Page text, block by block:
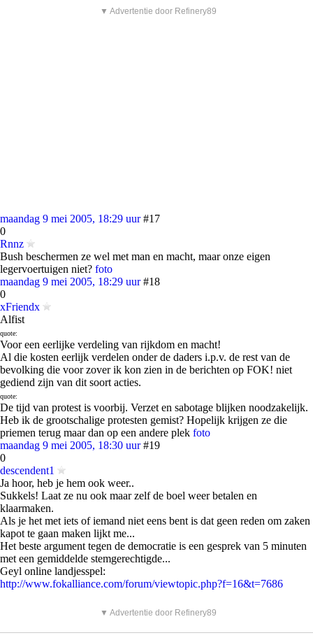
▼ Advertentie door Refinery89
maandag 9 mei 2005, 18:29 uur #17
0
Rnnz
Bush beschermen ze wel met man en macht, maar onze eigen
legervoertuigen niet? foto
maandag 9 mei 2005, 18:29 uur #18
0
xFriendx
Alfist
quote:
Voor een eerlijke verdeling van rijkdom en macht!
Al die kosten eerlijk verdelen onder de daders i.p.v. de rest van de
bevolking die voor zover ik kon zien in de berichten op FOK! niet
gediend zijn van dit soort acties.
quote:
De tijd van protest is voorbij. Verzet en sabotage blijken noodzakelijk.
Heb ik de grootschalige protesten gemist? Hopelijk krijgen ze die
priemen terug maar dan op een andere plek foto
maandag 9 mei 2005, 18:30 uur #19
0
descendent1
Ja hoor, heb je hem ook weer..
Sukkels! Laat ze nu ook maar zelf de boel weer betalen en
klaarmaken.
Als je het met iets of iemand niet eens bent is dat geen reden om zaken
kapot te gaan maken lijkt me...
Het beste argument tegen de democratie is een gesprek van 5 minuten
met een gemiddelde stemgerechtigde...
Geyl online landjesspel:
http://www.fokalliance.com/forum/viewtopic.php?f=16&t=7686
▼ Advertentie door Refinery89